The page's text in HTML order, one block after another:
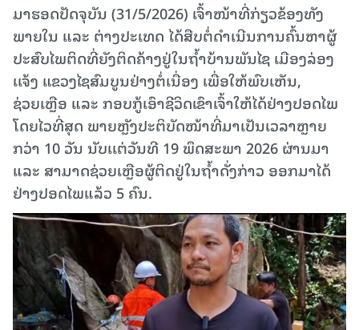
ມາຮອດປັດຈຸບັນ (31/5/2026) ເຈົ້າໜ້າທີ່ກ່ຽວຂ້ອງທັງ
ພາຍໃນ ແລະ ຕ່າງປະເທດ ໄດ້ສືບຕໍ່ດຳເນີນການຄົ້ນຫາຜູ້
ປະສົບໄພຕິດທີ່ຍັງຕິດຄ້າງຢູ່ໃນຖໍ້າບ້ານພັນໄຊ ເມືອງລ່ອງ
ເເຈ້ງ ແຂວງໄຊສົມບູນຢ່າງຕໍ່ເນື່ອງ ເພື່ອໃຫ້ພົບເຫັນ,
ຊ່ວຍເຫຼືອ ແລະ ກອບກູ້ເອົາຊີວິດເຂົາເຈົ້າໃຫ້ໄດ້ຢ່າງປອດໄພ
ໂດຍໄວທີ່ສຸດ ພາຍຫຼັງປະຕິບັດໜ້າທີ່ມາເປັນເວລາຫຼາຍ
ກວ່າ 10 ວັນ ນັບເເຕ່ວັນທີ 19 ພຶດສະພາ 2026 ຜ່ານມາ
ແລະ ສາມາດຊ່ວຍເຫຼືອຜູ້ຕິດຢູ່ໃນຖ້ຳດັ່ງກ່າວ ອອກມາໄດ້
ຢ່າງປອດໄພແລ້ວ 5 ຄົນ.